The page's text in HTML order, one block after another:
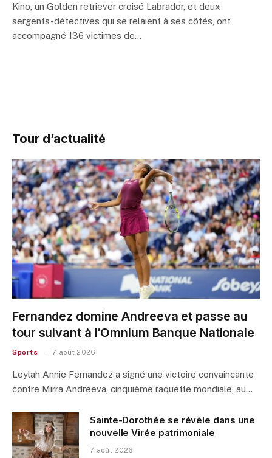
Kino, un Golden retriever croisé Labrador, et deux
sergents-détectives qui se relaient à ses côtés, ont
accompagné 136 victimes de…
Tour d’actualité
Fernandez domine Andreeva et passe au
tour suivant à l’Omnium Banque Nationale
Sports 7 août 2026
Leylah Annie Fernandez a signé une victoire convaincante
contre Mirra Andreeva, cinquième raquette mondiale, au…
Sainte-Dorothée se révèle dans une
nouvelle Virée patrimoniale
7 août 2026